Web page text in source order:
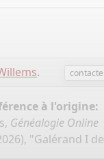
.
à l'origine:
Généalogie Online
"Galérand I de